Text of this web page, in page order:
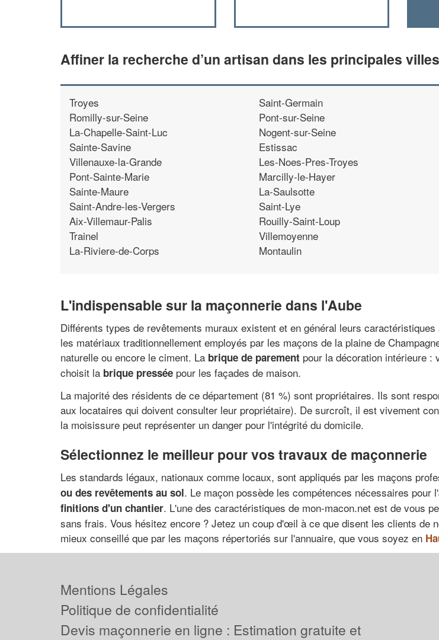
Affiner la recherche d’un artisan dans les principales
Troyes
Romilly-sur-Seine
La-Chapelle-Saint-Luc
Sainte-Savine
Villenauxe-la-Grande
Pont-Sainte-Marie
Sainte-Maure
Saint-Andre-les-Vergers
Aix-Villemaur-Palis
Trainel
La-Riviere-de-Corps
Saint-Germain
Pont-sur-Seine
Nogent-sur-Seine
Estissac
Les-Noes-Pres-Troyes
Marcilly-le-Hayer
La-Saulsotte
Saint-Lye
Rouilly-Saint-Loup
Villemoyenne
Montaulin
L'indispensable sur la maçonnerie dans l'Aube
Différents types de revêtements muraux existent et en général leurs
les matériaux traditionnellement employés par les maçons de la plaine de
naturelle ou encore le ciment. La brique de parement pour la décoration intérieure
choisit la brique pressée pour les façades de maison.
La majorité des résidents de ce département (81 %) sont propriétaires. Ils sont
aux locataires qui doivent consulter leur propriétaire). De surcroît, il est vivement
la moisissure peut représenter un danger pour l'intégrité du domicile.
Sélectionnez le meilleur pour vos travaux de maçonnerie
Les standards légaux, nationaux comme locaux, sont appliqués par les maçons
ou des revêtements au sol. Le maçon possède les compétences nécessaires pour l'
finitions d'un chantier. L'une des caractéristiques de mon-macon.net est de vous
sans frais. Vous hésitez encore ? Jetez un coup d'œil à ce que disent les clients de
mieux conseillé que par les maçons répertoriés sur l'annuaire, que vous soyez en
Mentions Légales
Politique de confidentialité
Devis maçonnerie en ligne : Estimation gratuite et